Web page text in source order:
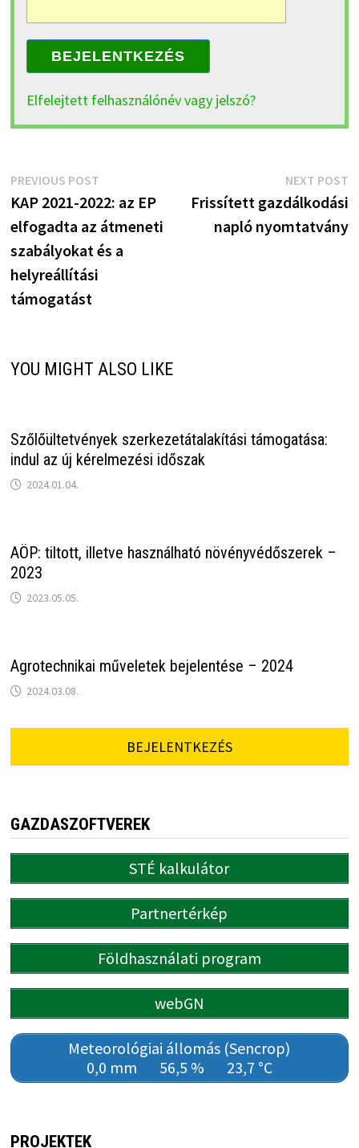
BEJELENTKEZÉS
Elfelejtett felhasználónév vagy jelszó?
Bejegyzés
navigáció
PREVIOUS POSTPrevious
post:
KAP 2021-2022: az EP
elfogadta az átmeneti
szabályokat és a
helyreállítási
támogatást
NEXT POST
Frissített gazdálkodási
napló nyomtatvány
YOU MIGHT ALSO LIKE
Szőlőültetvények szerkezetátalakítási támogatása:
indul az új kérelmezési időszak
2024.01.04.
AÖP: tiltott, illetve használható növényvédőszerek –
2023
2023.05.05.
Agrotechnikai műveletek bejelentése – 2024
2024.03.08.
BEJELENTKEZÉS
GAZDASZOFTVEREK
STÉ kalkulátor
Partnertérkép
Földhasználati program
webGN
Meteorológiai állomás (Sencrop)
0,0 mm
56,5 % 23,7 °C
PROJEKTEK